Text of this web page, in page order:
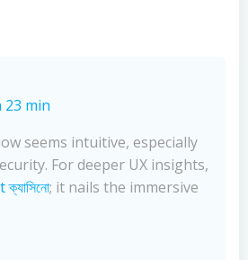
23 min
seems intuitive, especially
For deeper UX insights,
; it nails the immersive